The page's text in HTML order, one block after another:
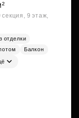
9 этаж,
отделки
Балкон